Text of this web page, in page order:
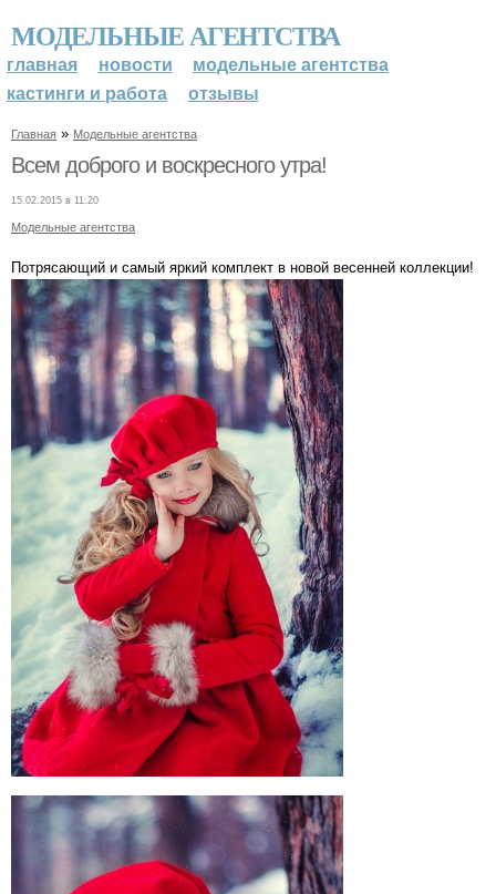
МОДЕЛЬНЫЕ АГЕНТСТВА
главная новости
модельные агентства
кастинги и работа
отзывы
Главная » Модельные агентства
Всем доброго и воскресного утра!
15.02.2015 в 11:20
Модельные агентства
Потрясающий и самый яркий комплект в новой весенней коллекции!